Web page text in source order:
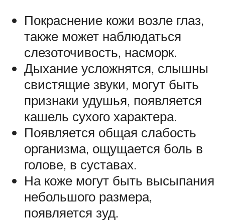
Покраснение кожи возле глаз,
также может наблюдаться
слезоточивость, насморк.
Дыхание усложнятся, слышны
свистящие звуки, могут быть
признаки удушья, появляется
кашель сухого характера.
Появляется общая слабость
организма, ощущается боль в
голове, в суставах.
На коже могут быть высыпания
небольшого размера,
появляется зуд.